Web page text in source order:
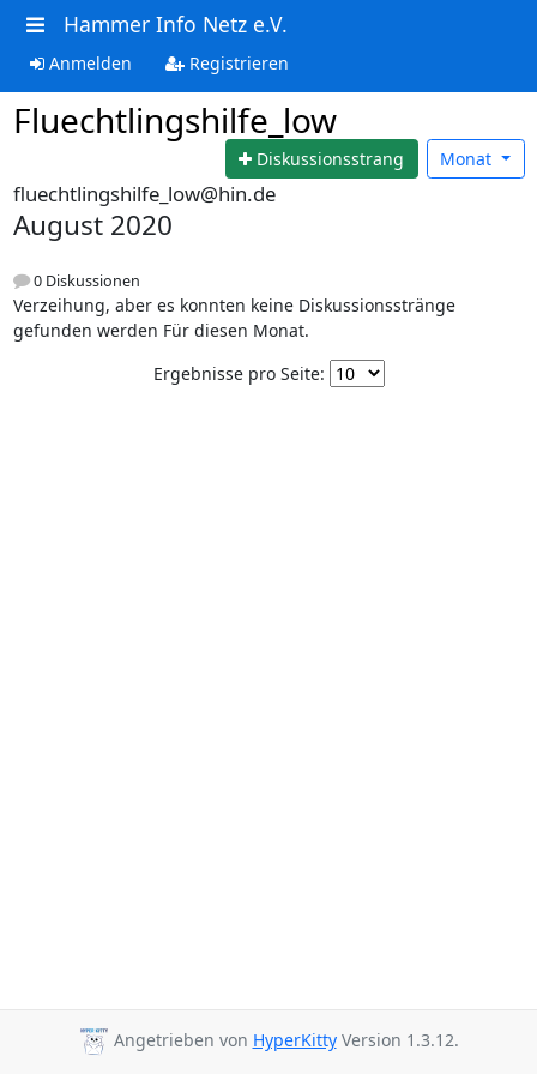
Hammer Info Netz e.V.
Anmelden Registrieren
Fluechtlingshilfe_low
Diskussionsstrang Monat
fluechtlingshilfe_low@hin.de
August 2020
0 Diskussionen
Verzeihung, aber es konnten keine Diskussionsstränge
gefunden werden Für diesen Monat.
Ergebnisse pro Seite:
Angetrieben von HyperKittyVersion 1.3.12.